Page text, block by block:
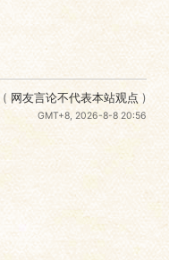
( 网友言论不代表本站观点 )
GMT+8, 2026-8-8 20:56